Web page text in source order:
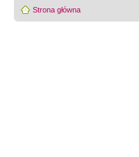
Strona główna